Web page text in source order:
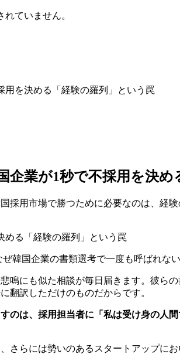
ていません。
用を決める「経験の羅列」という罠
企業が1秒で不採用を決
採用市場で勝つために必要なのは、経
韓国企業の書類選考で一度も呼ばれない
鳴にも似た相談が毎日届きます。彼ら
翻訳しただけのものだからです。
のは、採用担当者に「私は受け身の人
さらには勢いのあるスタートアップに